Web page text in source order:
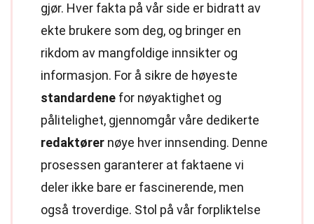
gjør. Hver fakta på vår side er bidratt av
ekte brukere som deg, og bringer en
rikdom av mangfoldige innsikter og
informasjon. For å sikre de høyeste
standardene for nøyaktighet og
pålitelighet, gjennomgår våre dedikerte
redaktører nøye hver innsending. Denne
prosessen garanterer at faktaene vi
deler ikke bare er fascinerende, men
også troverdige. Stol på vår forpliktelse